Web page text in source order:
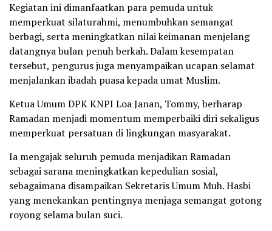
Kegiatan ini dimanfaatkan para pemuda untuk
memperkuat silaturahmi, menumbuhkan semangat
berbagi, serta meningkatkan nilai keimanan menjelang
datangnya bulan penuh berkah. Dalam kesempatan
tersebut, pengurus juga menyampaikan ucapan selamat
menjalankan ibadah puasa kepada umat Muslim.
Ketua Umum DPK KNPI Loa Janan, Tommy, berharap
Ramadan menjadi momentum memperbaiki diri sekaligus
memperkuat persatuan di lingkungan masyarakat.
Ia mengajak seluruh pemuda menjadikan Ramadan
sebagai sarana meningkatkan kepedulian sosial,
sebagaimana disampaikan Sekretaris Umum Muh. Hasbi
yang menekankan pentingnya menjaga semangat gotong
royong selama bulan suci.